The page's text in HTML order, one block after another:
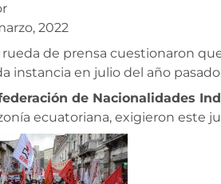
2022
rueda de prensa cuestionaron
instancia en julio del año
de Nacionalidades
ecuatoriana, exigieron este